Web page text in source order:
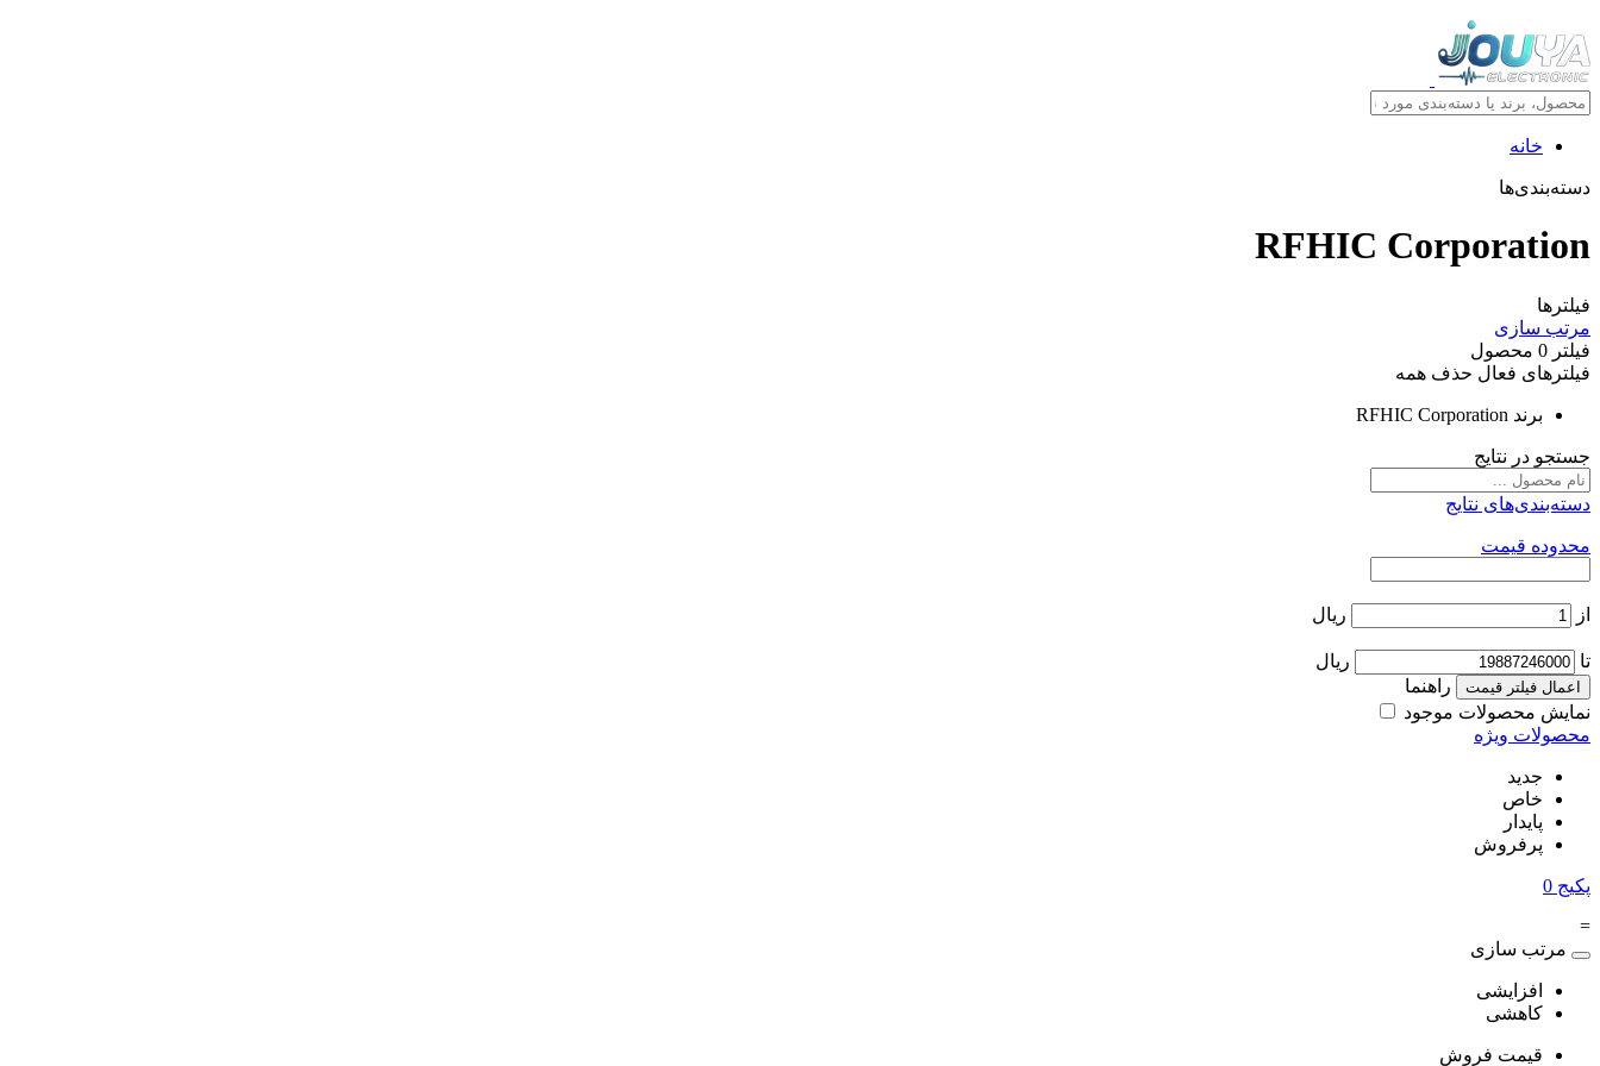
خانه
دسته‌بندی‌ها
RFHIC Corporation
فیلترها
مرتب سازی
فیلتر 0 محصول
فیلترهای فعال حذف همه
برند RFHIC Corporation
جستجو در نتایج
دسته‌بندی‌های نتایج
محدوده قیمت
از ریال
تا ریال
اعمال فیلتر قیمت
راهنما
نمایش محصولات موجود
محصولات ویژه
جدید
خاص
پایدار
پرفروش
پکیج 0
=
مرتب سازی
افزایشی
کاهشی
قیمت فروش